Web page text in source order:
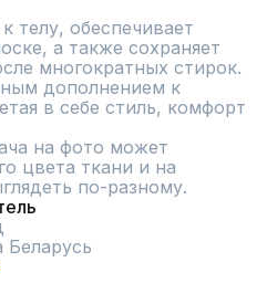
телу, обеспечивает
а также сохраняет
многократных стирок.
дополнением к
в себе стиль, комфорт
на фото может
цвета ткани и на
по-разному.
Беларусь